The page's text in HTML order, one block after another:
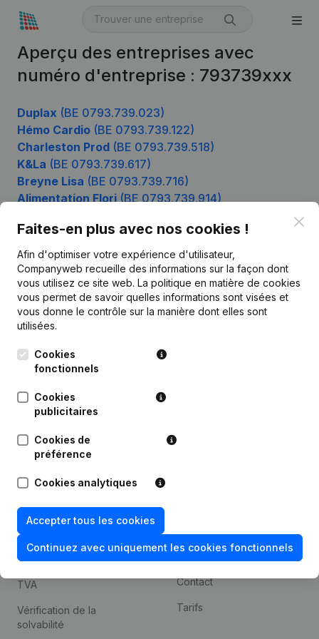
Aperçu des entreprises avec
numéro d'entreprise : 793739xxx
Duplax (BE 0793.739.023)
Hémo Cardio (BE 0793.739.122)
Charleston Prod (BE 0793.739.518)
K&La (BE 0793.739.617)
Breyne Lisa (BE 0793.739.716)
Alimentation Flori(BE 0793.739.914)
Faites-en plus avec nos cookies !
Afin d'optimiser votre expérience d'utilisateur,
Companyweb recueille des informations sur la façon dont
vous utilisez ce site web. La politique en matière de cookies
vous permet de savoir quelles informations sont visées et
vous donne le contrôle sur la manière dont elles sont
utilisées.
Cookies
fonctionnels
Cookies
publicitaires
Cookies de
préférence
Cookies analytiques
Accepter tous les cookies
Continuez avec uniquement les cookies fonctionnels
Français
Kantorenpark Everest
Leuvensesteenweg
1800 Vilvoorde
Produit
Informations d’entreprise
Monitoring
Compliance et prévention
de la fraude
Consulter des comptes
annuels
TVA
Vérification de la
solvabilité
Contact
Tarifs